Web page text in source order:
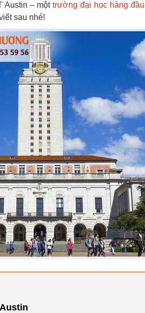
Austin – mộttrường đại học hàng
sau nhé!